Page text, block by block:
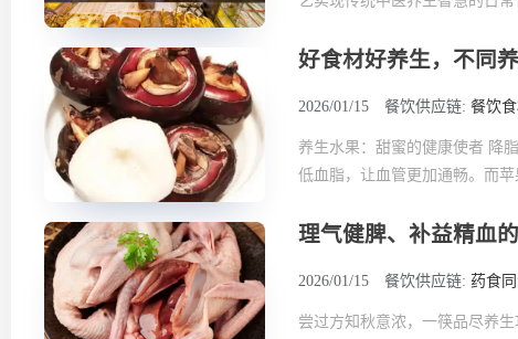
好食材好养生，不同
2026/01/15 餐饮供应链: 餐饮
养生水果：甜蜜的健康使者 降
低血脂，让血管更加通畅。而苹
理气健脾、补益精血
2026/01/15 餐饮供应链: 药食
尝过方知秋意浓，一筷品尽养